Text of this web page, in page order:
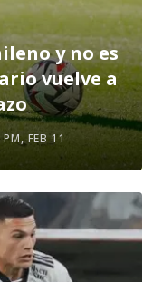
y no es
vuelve a
FEB 11